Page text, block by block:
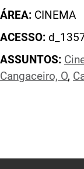
ÁREA: CINEMA
ACESSO:
ASSUNTOS:
Cangaceiro, O,